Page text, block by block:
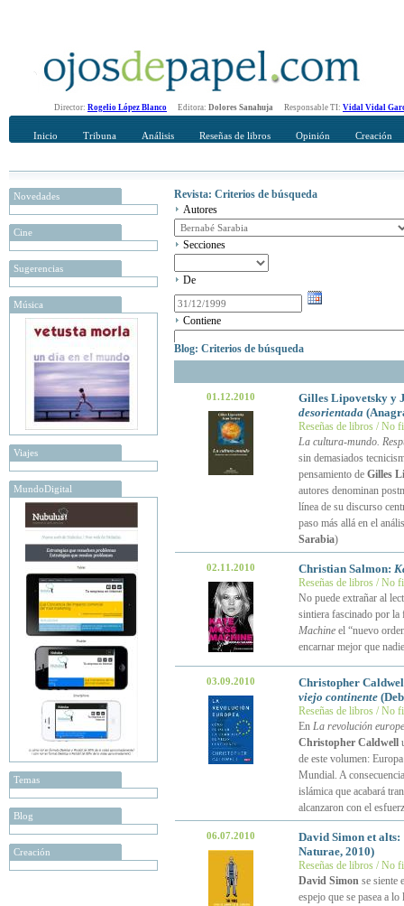
Director: Rogelio López Blanco Editora: Dolores Sanahuja Responsable TI: Vidal Vidal
Inicio Tribuna Análisis Reseñas de libros Opinión Creación
Novedades
Cine
Sugerencias
Música
Viajes
MundoDigital
Temas
Blog
Creación
Revista: Criterios de búsqueda
Autores
Secciones
De
Contiene
Blog: Criterios de búsqueda
01.12.2010
Gilles Lipovetsky y
desorientada
Reseñas de libros / No
La cultura-mundo.
sin demasiados
pensamiento de Gilles
autores denominan
línea de su discurso
paso más allá en el
Sarabia)
02.11.2010 Christian Salmon:
Reseñas de libros / No
No puede extrañar al
sintiera fascinado por
Machineel “nuevo
encarnar mejor que
03.09.2010
Christopher
viejo continente
Reseñas de libros / No
En La revolución
Christopher Caldwell
de este volumen:
Mundial. A
islámica que acabará
alcanzaron con el
06.07.2010 David Simon et alts:
Naturae, 2010)
Reseñas de libros / No
David Simonse siente
espejo que se pasea a